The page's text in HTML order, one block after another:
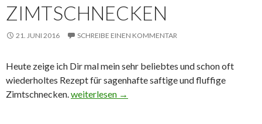
ZIMTSCHNECKEN
21. JUNI 2016 SCHREIBE EINEN KOMMENTAR
Heute zeige ich Dir mal mein sehr beliebtes und schon oft
wiederholtes Rezept für sagenhafte saftige und fluffige
Zimtschnecken.Zimtschnecken
weiterlesen →